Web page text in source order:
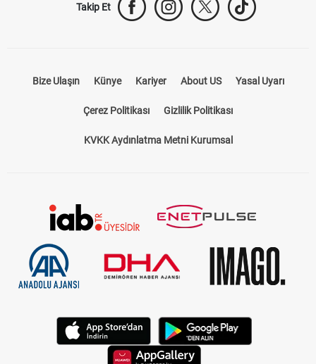
Takip Et
Bize Ulaşın Künye Kariyer About US Yasal Uyarı
Çerez Politikası Gizlilik Politikası
KVKK Aydınlatma Metni Kurumsal